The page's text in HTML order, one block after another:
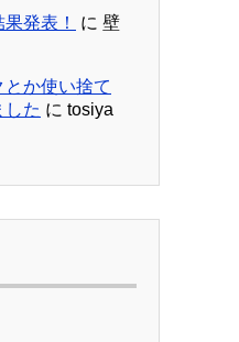
発表！ に 壁
か使い捨て
した に tosiya